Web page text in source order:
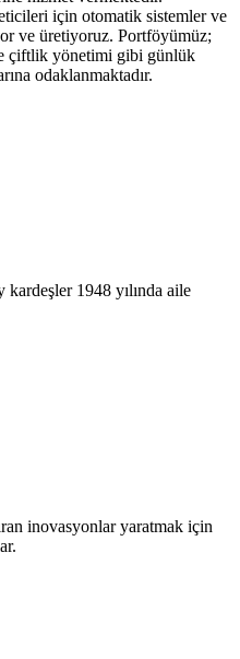
için otomatik sistemler ve
ve üretiyoruz. Portföyümüz;
çiftlik yönetimi gibi günlük
odaklanmaktadır.
1948 yılında aile
inovasyonlar yaratmak için